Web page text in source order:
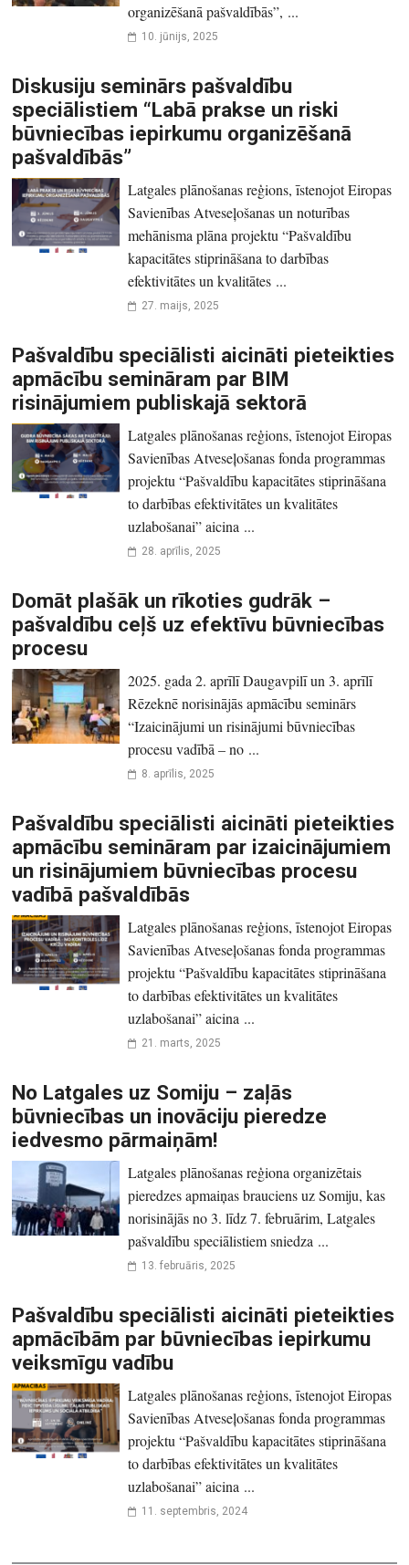
organizēšanā pašvaldībās”, ...
10. jūnijs, 2025
Diskusiju seminārs pašvaldību
speciālistiem “Labā prakse un riski
būvniecības iepirkumu organizēšanā
pašvaldībās”
Latgales plānošanas reģions, īstenojot Eiropas
Savienības Atveseļošanas un noturības
mehānisma plāna projektu “Pašvaldību
kapacitātes stiprināšana to darbības
efektivitātes un kvalitātes ...
27. maijs, 2025
Pašvaldību speciālisti aicināti pieteikties
apmācību semināram par BIM
risinājumiem publiskajā sektorā
Latgales plānošanas reģions, īstenojot Eiropas
Savienības Atveseļošanas fonda programmas
projektu “Pašvaldību kapacitātes stiprināšana
to darbības efektivitātes un kvalitātes
uzlabošanai” aicina ...
28. aprīlis, 2025
Domāt plašāk un rīkoties gudrāk –
pašvaldību ceļš uz efektīvu būvniecības
procesu
2025. gada 2. aprīlī Daugavpilī un 3. aprīlī
Rēzeknē norisinājās apmācību seminārs
“Izaicinājumi un risinājumi būvniecības
procesu vadībā – no ...
8. aprīlis, 2025
Pašvaldību speciālisti aicināti pieteikties
apmācību semināram par izaicinājumiem
un risinājumiem būvniecības procesu
vadībā pašvaldībās
Latgales plānošanas reģions, īstenojot Eiropas
Savienības Atveseļošanas fonda programmas
projektu “Pašvaldību kapacitātes stiprināšana
to darbības efektivitātes un kvalitātes
uzlabošanai” aicina ...
21. marts, 2025
No Latgales uz Somiju – zaļās
būvniecības un inovāciju pieredze
iedvesmo pārmaiņām!
Latgales plānošanas reģiona organizētais
pieredzes apmaiņas brauciens uz Somiju, kas
norisinājās no 3. līdz 7. februārim, Latgales
pašvaldību speciālistiem sniedza ...
13. februāris, 2025
Pašvaldību speciālisti aicināti pieteikties
apmācībām par būvniecības iepirkumu
veiksmīgu vadību
Latgales plānošanas reģions, īstenojot Eiropas
Savienības Atveseļošanas fonda programmas
projektu “Pašvaldību kapacitātes stiprināšana
to darbības efektivitātes un kvalitātes
uzlabošanai” aicina ...
11. septembris, 2024